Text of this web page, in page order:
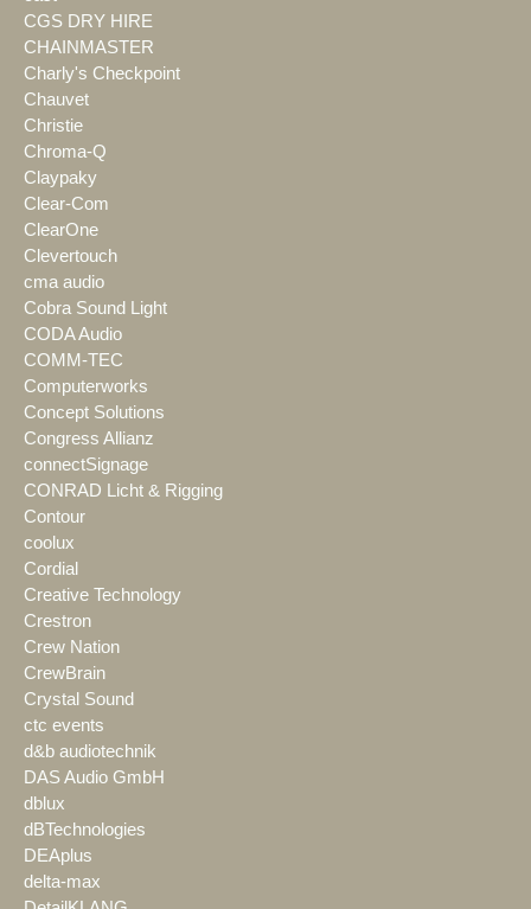
CGS DRY HIRE
CHAINMASTER
Charly's Checkpoint
Chauvet
Christie
Chroma-Q
Claypaky
Clear-Com
ClearOne
Clevertouch
cma audio
Cobra Sound Light
CODA Audio
COMM-TEC
Computerworks
Concept Solutions
Congress Allianz
connectSignage
CONRAD Licht & Rigging
Contour
coolux
Cordial
Creative Technology
Crestron
Crew Nation
CrewBrain
Crystal Sound
ctc events
d&b audiotechnik
DAS Audio GmbH
dblux
dBTechnologies
DEAplus
delta-max